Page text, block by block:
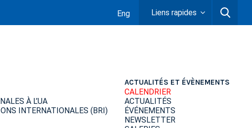
Eng Liens rapides
À L’UA
INTERNATIONALES (BRI)
ACTUALITÉS ET ÉVÈNEMENTS
CALENDRIER
ACTUALITÉS
ÉVÉNEMENTS
NEWSLETTER